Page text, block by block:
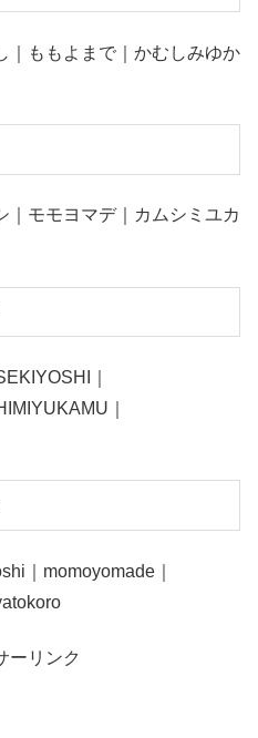
｜ももよまで｜かむしみゆか
｜モモヨマデ｜カムシミユカ
｜
｜
｜momoyomade｜
ーリンク